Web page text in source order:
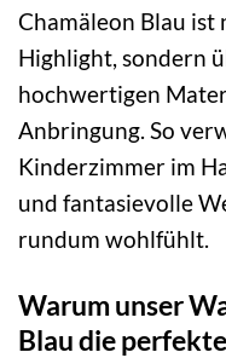
Chamäleon Blau ist
Highlight, sondern
hochwertigen
Anbringung. So
Kinderzimmer im
und fantasievolle
rundum wohlfühlt.
Warum unser
Blau die